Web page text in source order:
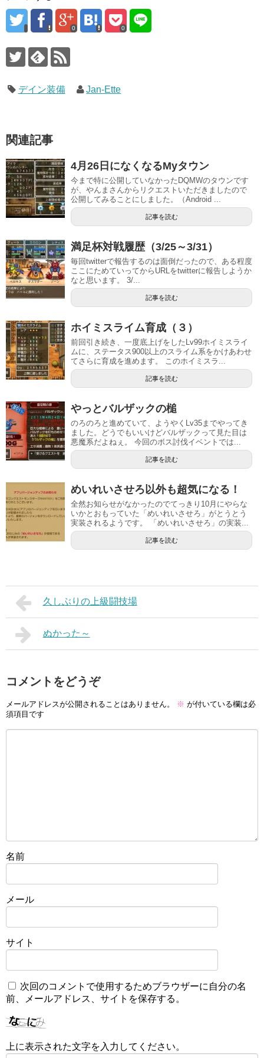
0 0
デイン装備 Jan-Ette
関連記事
4月26日になくなるMyタウン
今まで特に公開していなかったDQMWのタウンです
が、やんまさんからリクエストいただきましたので
公開してみることにしました。（Android ...
記事を読む
満足杯対戦履歴（3/25～3/31）
毎回twitterで報告するのは面倒だったので、ある程度
ここにためていってからURLをtwitterに報告しようか
なと思います。 3/...
記事を読む
ホイミスライム育成（３）
前回引き続き、一度底上げをしたLv99ホイミスライ
ムに、ステータス900以上のスライム系をかけあわせ
てさらに育成を進めます。 このホイミスラ...
記事を読む
やっとバルザックの槌
のろのろと進めていて、ようやくLv35までやってき
ました。どうでもいいけどバルザックって見た目は
悪魔系だよねぇ。 今回のボス討伐イベントでは...
記事を読む
めいれいさせろ以外も超気になる！
全然お知らせがなかったのでてっきり10月にやらな
いかとおもっていた「めいれいさせろ」がとうとう
実装されるようです。 「めいれいさせろ」の実装...
記事を読む
久しぶりの上級闘技場
ぬかった～
コメントをどうぞ
メールアドレスが公開されることはありません。 ※ が付いている欄は必
須項目です
名前
メール
サイト
次回のコメントで使用するためブラウザーに自分の名
前、メールアドレス、サイトを保存する。
上に表示された文字を入力してください。